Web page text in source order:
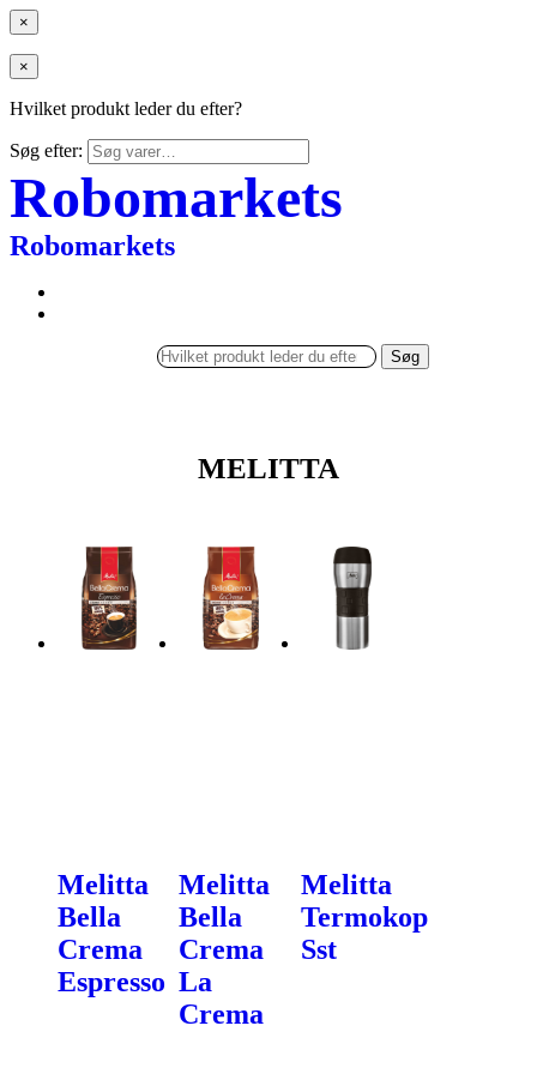
×
×
Hvilket produkt leder du efter?
Søg efter:
Robomarkets
Robomarkets
Søg
MELITTA
Melitta
Bella
Crema
Espresso
Melitta
Bella
Crema
La
Crema
Melitta
Termokop
Sst